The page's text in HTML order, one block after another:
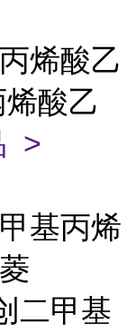
烯酸乙
酸乙
>
基丙烯
二甲基